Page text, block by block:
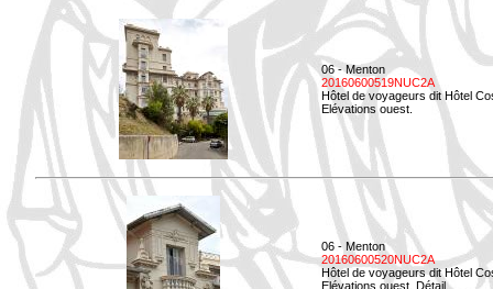
06 - Menton
20160600519NUC2A
Hôtel de voyageurs dit Hôtel
Elévations ouest.
06 - Menton
20160600520NUC2A
Hôtel de voyageurs dit Hôtel
Elévations ouest. Détail.